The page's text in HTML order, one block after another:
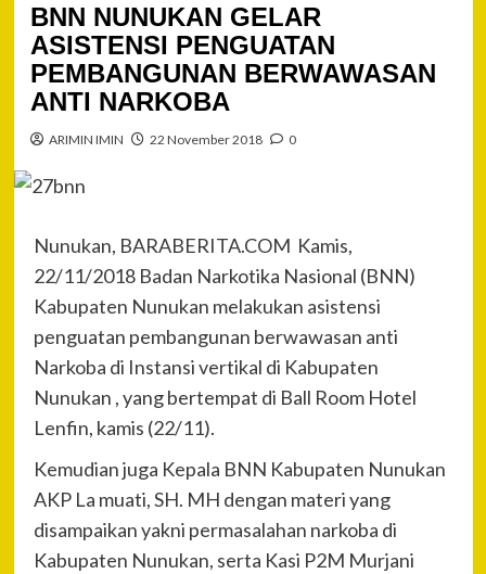
BNN NUNUKAN GELAR
ASISTENSI PENGUATAN
PEMBANGUNAN BERWAWASAN
ANTI NARKOBA
ARIMIN IMIN 22 November 2018 0
Nunukan, BARABERITA.COM Kamis,
22/11/2018 Badan Narkotika Nasional (BNN)
Kabupaten Nunukan melakukan asistensi
penguatan pembangunan berwawasan anti
Narkoba di Instansi vertikal di Kabupaten
Nunukan , yang bertempat di Ball Room Hotel
Lenfin, kamis (22/11).
Kemudian juga Kepala BNN Kabupaten Nunukan
AKP La muati, SH. MH dengan materi yang
disampaikan yakni permasalahan narkoba di
Kabupaten Nunukan, serta Kasi P2M Murjani